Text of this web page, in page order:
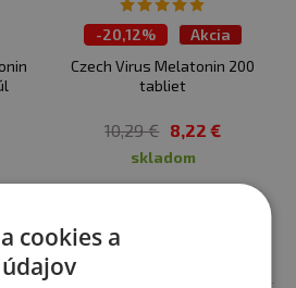
-20,12%
Akcia
Czech Virus Melatonin 200
tabliet
10,29 € 8,22 €
skladom
Vložiť do košíka
cookies a